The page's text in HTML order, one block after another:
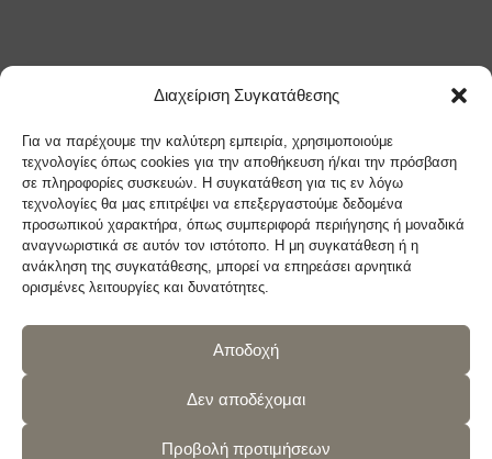
Διαχείριση Συγκατάθεσης
Για να παρέχουμε την καλύτερη εμπειρία, χρησιμοποιούμε
τεχνολογίες όπως cookies για την αποθήκευση ή/και την πρόσβαση
σε πληροφορίες συσκευών. Η συγκατάθεση για τις εν λόγω
τεχνολογίες θα μας επιτρέψει να επεξεργαστούμε δεδομένα
προσωπικού χαρακτήρα, όπως συμπεριφορά περιήγησης ή μοναδικά
αναγνωριστικά σε αυτόν τον ιστότοπο. Η μη συγκατάθεση ή η
ανάκληση της συγκατάθεσης, μπορεί να επηρεάσει αρνητικά
ορισμένες λειτουργίες και δυνατότητες.
Αποδοχή
Δεν αποδέχομαι
Προβολή προτιμήσεων
LAZYSOFA ΜΑΡΟΥΣΙ
Λ.Κηφισίας 209Β Μαρουσι, 151 24, Αθήνα
Τηλ: (+30) 210 9270719
sales@lazysofa.gr
Δευτέρα - Τετάρτη: 10:00 π.μ. - 17:00 μ.μ.
Τρίτη - Πέμπτη - Παρασκευή: 10:00 π.μ. - 21:00 μ.μ.
Σάββατο: 10:00 π.μ. - 17:00 μ.μ.